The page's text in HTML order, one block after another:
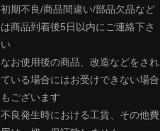
初期不良/商品間違い/部品欠品など
は商品到着後5日以内にご連絡下さ
い
なお使用後の商品、改造などをされ
ている場合にはお受けできない場合
もございます
不良発生時における工賃、その他費